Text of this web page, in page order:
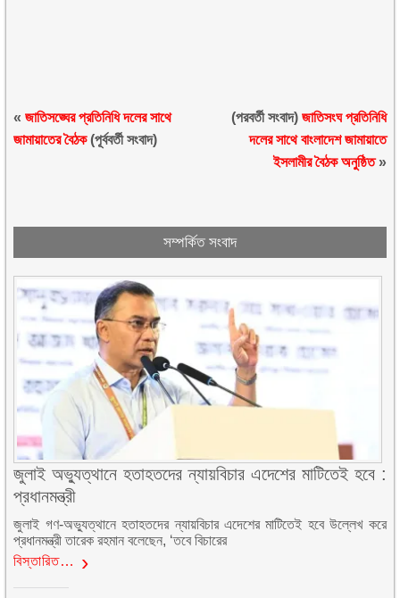
«জাতিসঙ্ঘের প্রতিনিধি দলের সাথে
জামায়াতের বৈঠক(পূর্ববর্তী সংবাদ)
(পরবর্তী সংবাদ) জাতিসংঘ প্রতিনিধি
দলের সাথে বাংলাদেশ জামায়াতে
ইসলামীর বৈঠক অনুষ্ঠিত»
সম্পর্কিত সংবাদ
জুলাই অভ্যুত্থানে হতাহতদের ন্যায়বিচার এদেশের মাটিতেই হবে :
প্রধানমন্ত্রী
জুলাই গণ-অভ্যুত্থানে হতাহতদের ন্যায়বিচার এদেশের মাটিতেই হবে উল্লেখ করে
প্রধানমন্ত্রী তারেক রহমান বলেছেন, ‘তবে বিচারের
বিস্তারিত…